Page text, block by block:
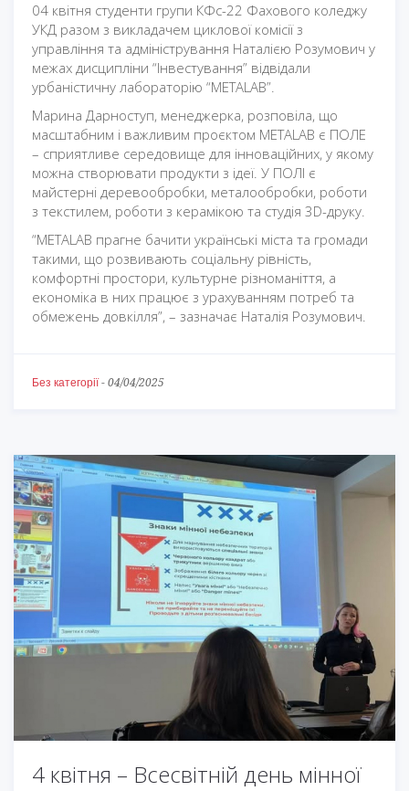
04 квітня студенти групи КФс-22 Фахового коледжу
УКД разом з викладачем циклової комісії з
управління та адміністрування Наталією Розумович у
межах дисципліни “Інвестування” відвідали
урбаністичну лабораторію “METALAB”.
Марина Дарноступ, менеджерка, розповіла, що
масштабним і важливим проєктом METALAB є ПОЛЕ
– сприятливе середовище для інноваційних, у якому
можна створювати продукти з ідеї. У ПОЛІ є
майстерні деревообробки, металообробки, роботи
з текстилем, роботи з керамікою та студія 3D-друку.
“METALAB прагне бачити українські міста та громади
такими, що розвивають соціальну рівність,
комфортні простори, культурне різноманіття, а
економіка в них працює з урахуванням потреб та
обмежень довкілля”, – зазначає Наталія Розумович.
Без категорії- 04/04/2025
4 квітня – Всесвітній день мінної